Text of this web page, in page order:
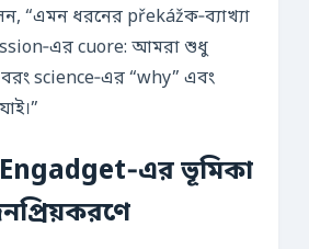
“এমন ধরনের překážক‑ব্যাখ্যা
cuore: আমরা শুধু
science‑এর “why” এবং
ভূমিকা